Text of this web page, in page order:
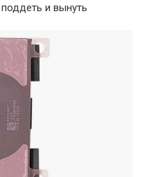
и вынуть